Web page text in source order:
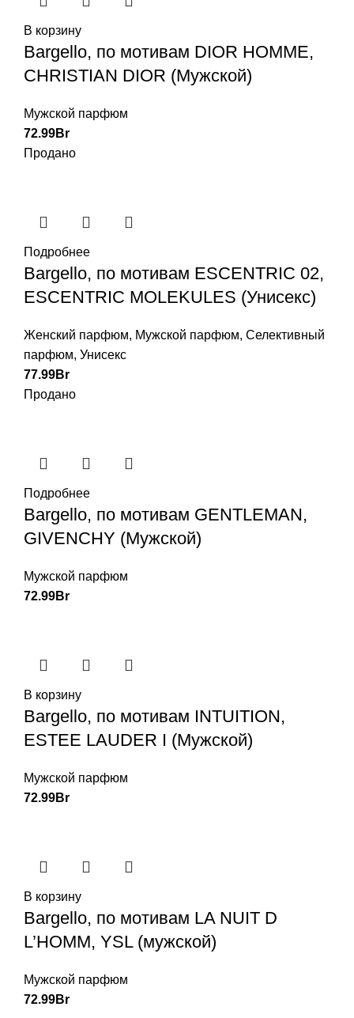
В корзину
Bargello, по мотивам DIOR HOMME,
CHRISTIAN DIOR (Мужской)
Мужской парфюм
72.99Br
Продано
Подробнее
Bargello, по мотивам ESCENTRIC 02,
ESCENTRIC MOLEKULES (Унисекс)
Женский парфюм, Мужской парфюм, Селективный
парфюм, Унисекс
77.99Br
Продано
Подробнее
Bargello, по мотивам GENTLEMAN,
GIVENCHY (Мужской)
Мужской парфюм
72.99Br
В корзину
Bargello, по мотивам INTUITION,
ESTEE LAUDER I (Мужской)
Мужской парфюм
72.99Br
В корзину
Bargello, по мотивам LA NUIT D
L’HOMM, YSL (мужской)
Мужской парфюм
72.99Br